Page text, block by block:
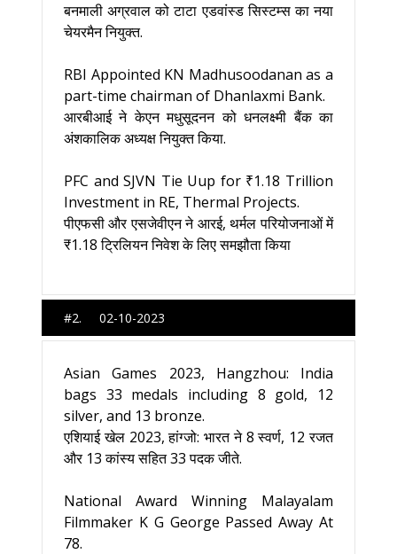
बनमाली अग्रवाल को टाटा एडवांस्ड सिस्टम्स का नया
चेयरमैन नियुक्त.
RBI Appointed KN Madhusoodanan as a
part-time chairman of Dhanlaxmi Bank.
आरबीआई ने केएन मधुसूदनन को धनलक्ष्मी बैंक का
अंशकालिक अध्यक्ष नियुक्त किया.
PFC and SJVN Tie Uup for ₹1.18 Trillion
Investment in RE, Thermal Projects.
पीएफसी और एसजेवीएन ने आरई, थर्मल परियोजनाओं में
₹1.18 ट्रिलियन निवेश के लिए समझौता किया
#2. 02-10-2023
Asian Games 2023, Hangzhou: India
bags 33 medals including 8 gold, 12
silver, and 13 bronze.
एशियाई खेल 2023, हांग्जो: भारत ने 8 स्वर्ण, 12 रजत
और 13 कांस्य सहित 33 पदक जीते.
National Award Winning Malayalam
Filmmaker K G George Passed Away At
78.